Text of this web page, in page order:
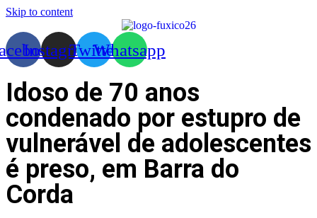
Skip to content
InstagramTwitterWhatsapp
Idoso de 70 anos
condenado por estupro de
vulnerável de adolescentes
é preso, em Barra do
Corda